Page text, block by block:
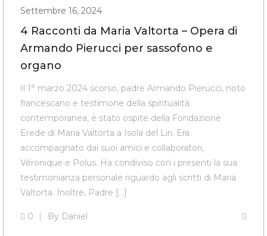
Settembre 16, 2024
4 Racconti da Maria Valtorta – Opera di
Armando Pierucci per sassofono e
organo
Il 1° marzo 2024 scorso, padre Armando Pierucci, noto
francescano e testimone della spiritualità
contemporanea, è stato ospite della Fondazione
Erede di Maria Valtorta a Isola del Liri. Era
accompagnato dai suoi amici e collaboratori,
Véronique e Polus. Ha condiviso con i presenti la sua
testimonianza personale riguardo agli scritti di Maria
Valtorta. Inoltre, Padre […]
0 By Daniel